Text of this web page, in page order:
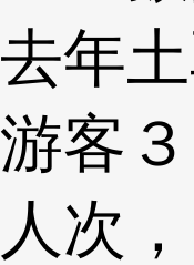
去年
游客
人次